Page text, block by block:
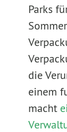
Parks
die
einem
macht